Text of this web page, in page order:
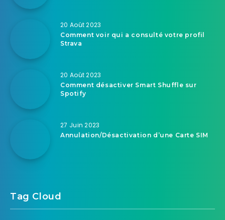
20 Août 2023
Comment voir qui a consulté votre profil
Strava
20 Août 2023
Comment désactiver Smart Shuffle sur
Spotify
27 Juin 2023
Annulation/Désactivation d’une Carte SIM
Tag Cloud